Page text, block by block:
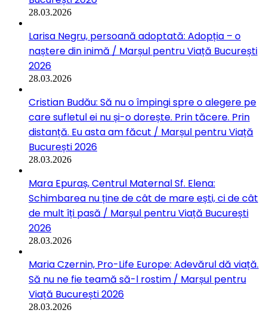
28.03.2026
Larisa Negru, persoană adoptată: Adopția – o
naștere din inimă / Marșul pentru Viață București
2026
28.03.2026
Cristian Budău: Să nu o împingi spre o alegere pe
care sufletul ei nu și-o dorește. Prin tăcere. Prin
distanță. Eu asta am făcut / Marșul pentru Viață
București 2026
28.03.2026
Mara Epuraș, Centrul Maternal Sf. Elena:
Schimbarea nu ține de cât de mare ești, ci de cât
de mult îți pasă / Marșul pentru Viață București
2026
28.03.2026
Maria Czernin, Pro-Life Europe: Adevărul dă viață.
Să nu ne fie teamă să-l rostim / Marșul pentru
Viață București 2026
28.03.2026